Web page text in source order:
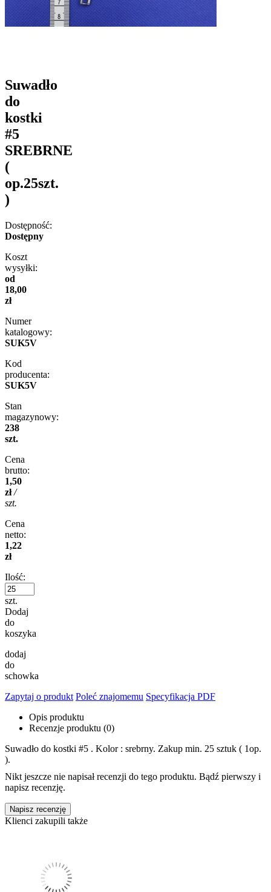
Suwadło
do
kostki
#5
SREBRNE
(
op.25szt.
)
Dostępność:
Dostępny
Koszt
wysyłki:
od
18,00
zł
Numer
katalogowy:
SUK5V
Kod
producenta:
SUK5V
Stan
magazynowy:
238
szt.
Cena
brutto:
1,50
zł /
szt.
Cena
netto:
1,22
zł
Ilość:
szt.
Dodaj
do
koszyka
dodaj
do
schowka
Zapytaj o produkt Poleć znajomemu Specyfikacja PDF
Opis produktu
Recenzje produktu (0)
Suwadło do kostki #5 . Kolor : srebrny. Zakup min. 25 sztuk ( 1op.
).
Nikt jeszcze nie napisał recenzji do tego produktu. Bądź pierwszy i
napisz recenzję.
Napisz recenzję
Klienci zakupili także